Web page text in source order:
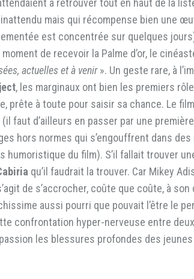
à retrouver tout en haut de la
mais qui récompense bien une
est concentrée sur quelques
de recevoir la Palme d’or, le
actuelles et à venir». Un geste rare, à
, les marginaux ont bien les premiers
prête à toute pour saisir sa chance. Le film
faut d’ailleurs en passer par une
hors normes qui s’engouffrent dans
humoristique du film). S’il fallait trouver
qu’il faudrait la trouver. Car Mikey
de s’accrocher, coûte que coûte, à son
aussi pourri que pouvait l’être le
confrontation hyper-nerveuse entre
les blessures profondes des